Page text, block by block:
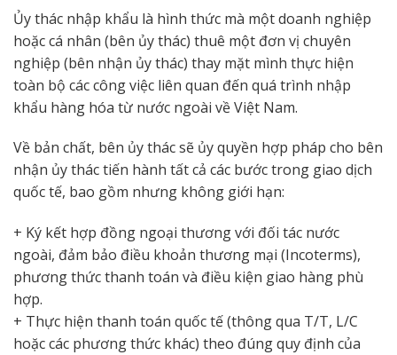
Ủy thác nhập khẩu là hình thức mà một doanh nghiệp
hoặc cá nhân (bên ủy thác) thuê một đơn vị chuyên
nghiệp (bên nhận ủy thác) thay mặt mình thực hiện
toàn bộ các công việc liên quan đến quá trình nhập
khẩu hàng hóa từ nước ngoài về Việt Nam.
Về bản chất, bên ủy thác sẽ ủy quyền hợp pháp cho bên
nhận ủy thác tiến hành tất cả các bước trong giao dịch
quốc tế, bao gồm nhưng không giới hạn:
+ Ký kết hợp đồng ngoại thương với đối tác nước
ngoài, đảm bảo điều khoản thương mại (Incoterms),
phương thức thanh toán và điều kiện giao hàng phù
hợp.
+ Thực hiện thanh toán quốc tế (thông qua T/T, L/C
hoặc các phương thức khác) theo đúng quy định của